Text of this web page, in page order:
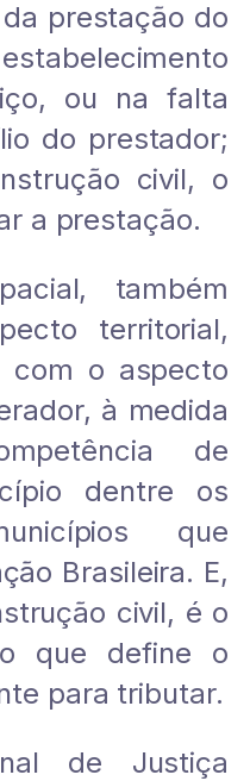
prestação do
ou na falta
do prestador;
civil, o
a prestação.
também
territorial,
com o aspecto
à medida
de
dentre os
que
Brasileira. E,
civil, é o
que define o
para tributar.
de Justiça